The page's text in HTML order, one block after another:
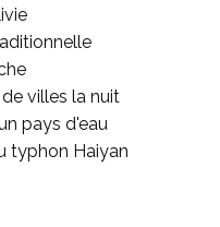
villes la nuit
pays d'eau
typhon Haiyan